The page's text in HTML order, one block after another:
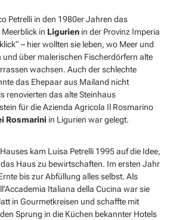
Petrelli in den 1980er Jahren das
in Ligurien in der Provinz Imperia
– hier wollten sie leben, wo Meer und
und über malerischen Fischerdörfern alte
wachsen. Auch der schlechte
das Ehepaar aus Mailand nicht
renovierten das alte Steinhaus
für die Azienda Agricola Il Rosmarino
Rosmarini in Ligurien war gelegt.
kam Luisa Petrelli 1995 auf die Idee,
Haus zu bewirtschaften. Im ersten Jahr
bis zur Abfüllung alles selbst. Als
Italiana della Cucina war sie
in Gourmetkreisen und schaffte mit
Sprung in die Küchen bekannter Hotels